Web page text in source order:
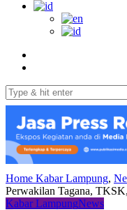
Home Kabar Lampung,
Perwakilan Tagana,
Kabar LampungNews